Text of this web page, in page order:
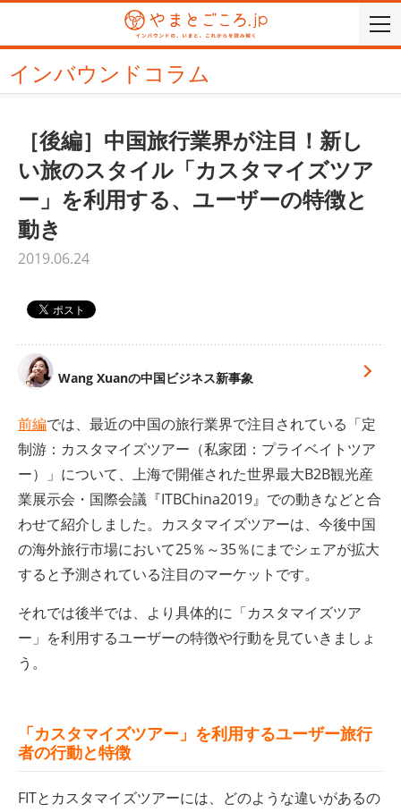
インバウンドコラム
［後編］中国旅行業界が注目！新し
い旅のスタイル「カスタマイズツア
ー」を利用する、ユーザーの特徴と
動き
2019.06.24
Wang Xuanの中国ビジネス新事象
前編では、最近の中国の旅行業界で注目されている「定
制游：カスタマイズツアー（私家团：プライベイトツア
ー）」について、上海で開催された世界最大B2B観光産
業展示会・国際会議『ITBChina2019』での動きなどと合
わせて紹介しました。カスタマイズツアーは、今後中国
の海外旅行市場において25％～35％にまでシェアが拡大
すると予測されている注目のマーケットです。
それでは後半では、より具体的に「カスタマイズツア
ー」を利用するユーザーの特徴や行動を見ていきましょ
う。
「カスタマイズツアー」を利用するユーザー旅行
者の行動と特徴
FITとカスタマイズツアーには、どのような違いがあるの